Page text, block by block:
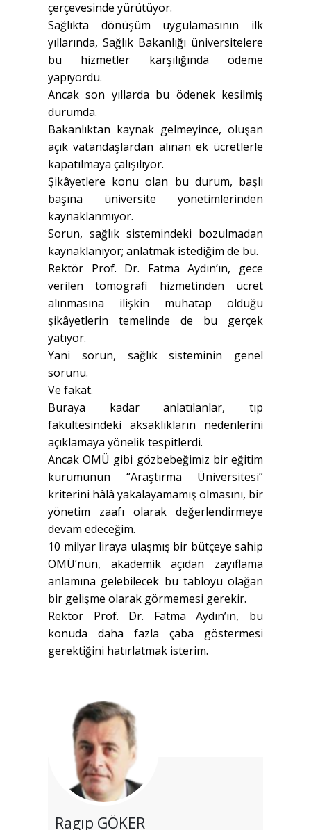
çerçevesinde yürütüyor.
Sağlıkta dönüşüm uygulamasının ilk
yıllarında, Sağlık Bakanlığı üniversitelere
bu hizmetler karşılığında ödeme
yapıyordu.
Ancak son yıllarda bu ödenek kesilmiş
durumda.
Bakanlıktan kaynak gelmeyince, oluşan
açık vatandaşlardan alınan ek ücretlerle
kapatılmaya çalışılıyor.
Şikâyetlere konu olan bu durum, başlı
başına üniversite yönetimlerinden
kaynaklanmıyor.
Sorun, sağlık sistemindeki bozulmadan
kaynaklanıyor; anlatmak istediğim de bu.
Rektör Prof. Dr. Fatma Aydın’ın, gece
verilen tomografi hizmetinden ücret
alınmasına ilişkin muhatap olduğu
şikâyetlerin temelinde de bu gerçek
yatıyor.
Yani sorun, sağlık sisteminin genel
sorunu.
Ve fakat.
Buraya kadar anlatılanlar, tıp
fakültesindeki aksaklıkların nedenlerini
açıklamaya yönelik tespitlerdi.
Ancak OMÜ gibi gözbebeğimiz bir eğitim
kurumunun “Araştırma Üniversitesi”
kriterini hâlâ yakalayamamış olmasını, bir
yönetim zaafı olarak değerlendirmeye
devam edeceğim.
10 milyar liraya ulaşmış bir bütçeye sahip
OMÜ’nün, akademik açıdan zayıflama
anlamına gelebilecek bu tabloyu olağan
bir gelişme olarak görmemesi gerekir.
Rektör Prof. Dr. Fatma Aydın’ın, bu
konuda daha fazla çaba göstermesi
gerektiğini hatırlatmak isterim.
Ragıp GÖKER